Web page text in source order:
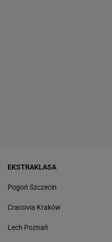
EKSTRAKLASA
Pogoń Szczecin
Cracovia Kraków
Lech Poznań